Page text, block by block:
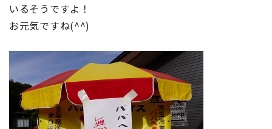
いるそうですよ！
お元気ですね(^^)